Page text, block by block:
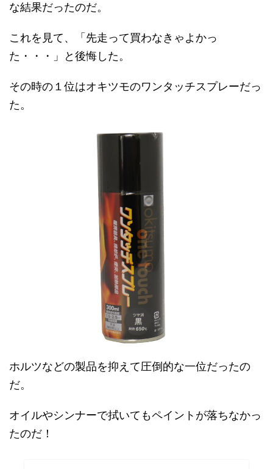
な結果だったのだ。
これを見て、「先走って買わなきゃよかっ
た・・・」と後悔した。
その時の１位はオキツモのワンタッチスプレーだっ
た。
ホルツなどの製品を抑えて圧倒的な一位だったの
だ。
オイルやシンナーで拭いてもペイントが落ちなかっ
たのだ！